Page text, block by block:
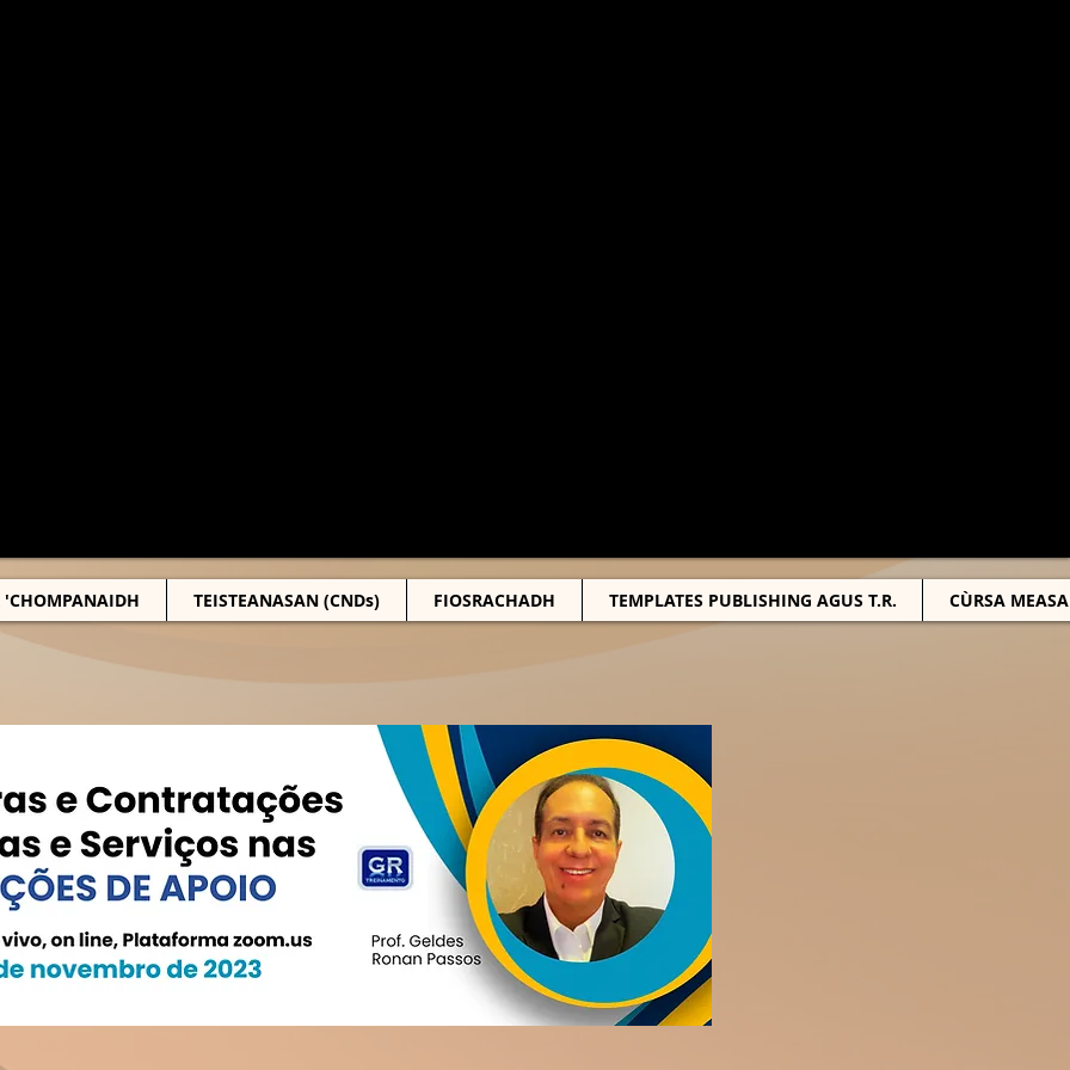
'CHOMPANAIDH TEISTEANASAN (CNDs) FIOSRACHADH TEMPLATES PUBLISHING AGUS T.R. CÙRSA